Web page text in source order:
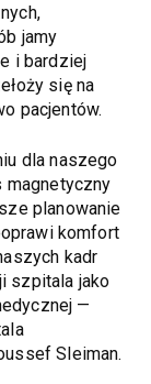
jamy
i bardziej
się na
pacjentów.
dla naszego
magnetyczny
planowanie
komfort
kadr
szpitala jako
—
Sleiman.